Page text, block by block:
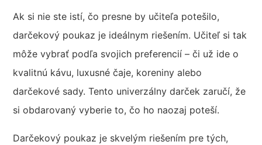
Ak si nie ste istí, čo presne by učiteľa potešilo,
darčekový poukaz je ideálnym riešením. Učiteľ si tak
môže vybrať podľa svojich preferencií – či už ide o
kvalitnú kávu, luxusné čaje, koreniny alebo
darčekové sady. Tento univerzálny darček zaručí, že
si obdarovaný vyberie to, čo ho naozaj poteší.
Darčekový poukaz je skvelým riešením pre tých,